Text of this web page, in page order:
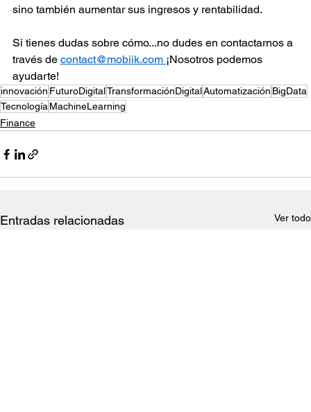
sino también aumentar sus ingresos y rentabilidad.
Si tienes dudas sobre cómo...no dudes en contactarnos a
través de contact@mobiik.com ¡Nosotros podemos
ayudarte!
innovación FuturoDigitalTransformaciónDigitalAutomatización BigData
Tecnología MachineLearning
Finance
Entradas relacionadas Ver todo